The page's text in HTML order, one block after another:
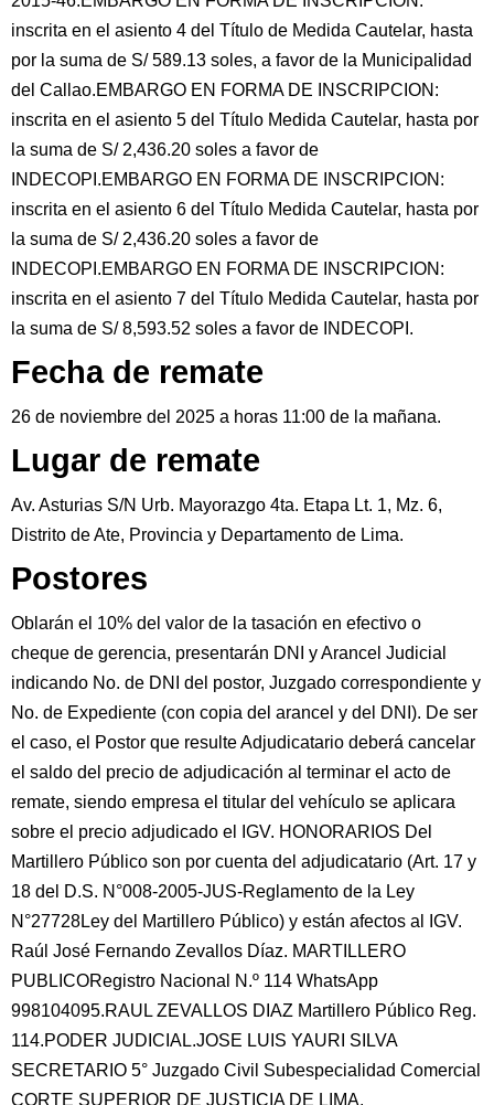
inscrita en el asiento 4 del Título de Medida Cautelar, hasta
por la suma de S/ 589.13 soles, a favor de la Municipalidad
del Callao.EMBARGO EN FORMA DE INSCRIPCION:
inscrita en el asiento 5 del Título Medida Cautelar, hasta por
la suma de S/ 2,436.20 soles a favor de
INDECOPI.EMBARGO EN FORMA DE INSCRIPCION:
inscrita en el asiento 6 del Título Medida Cautelar, hasta por
la suma de S/ 2,436.20 soles a favor de
INDECOPI.EMBARGO EN FORMA DE INSCRIPCION:
inscrita en el asiento 7 del Título Medida Cautelar, hasta por
la suma de S/ 8,593.52 soles a favor de INDECOPI.
Fecha de remate
26 de noviembre del 2025 a horas 11:00 de la mañana.
Lugar de remate
Av. Asturias S/N Urb. Mayorazgo 4ta. Etapa Lt. 1, Mz. 6,
Distrito de Ate, Provincia y Departamento de Lima.
Postores
Oblarán el 10% del valor de la tasación en efectivo o
cheque de gerencia, presentarán DNI y Arancel Judicial
indicando No. de DNI del postor, Juzgado correspondiente y
No. de Expediente (con copia del arancel y del DNI). De ser
el caso, el Postor que resulte Adjudicatario deberá cancelar
el saldo del precio de adjudicación al terminar el acto de
remate, siendo empresa el titular del vehículo se aplicara
sobre el precio adjudicado el IGV. HONORARIOS Del
Martillero Público son por cuenta del adjudicatario (Art. 17 y
18 del D.S. N°008-2005-JUS-Reglamento de la Ley
N°27728Ley del Martillero Público) y están afectos al IGV.
Raúl José Fernando Zevallos Díaz. MARTILLERO
PUBLICORegistro Nacional N.º 114 WhatsApp
998104095.RAUL ZEVALLOS DIAZ Martillero Público Reg.
114.PODER JUDICIAL.JOSE LUIS YAURI SILVA
SECRETARIO 5° Juzgado Civil Subespecialidad Comercial
CORTE SUPERIOR DE JUSTICIA DE LIMA.